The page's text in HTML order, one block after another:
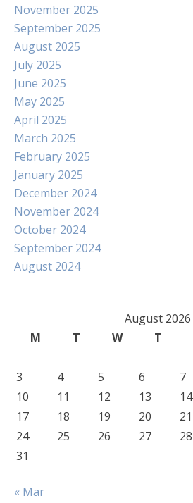
November 2025
September 2025
August 2025
July 2025
June 2025
May 2025
April 2025
March 2025
February 2025
January 2025
December 2024
November 2024
October 2024
September 2024
August 2024
August 2026
M
T W T
3
4 5 6 7
10
11 12 13 14
17
18 19 20 21
24
25 26 27 28
31
« Mar